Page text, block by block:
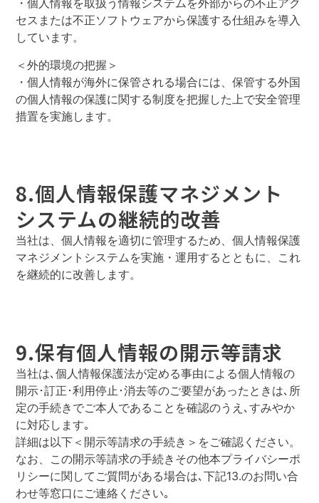
・個人情報を取扱う情報システムを外部からの不正アク
セスまたは不正ソフトウェアから保護する仕組みを導入
しています。
＜外的環境の把握＞
・個人情報が海外に保管される場合には、保管する外国
の個人情報の保護に関する制度を把握した上で安全管理
措置を実施します。
8.個人情報保護マネジメント
システムの継続的改善
当社は、個人情報を適切に管理するため、個人情報保護
マネジメントシステムを実施・運用するとともに、これ
を継続的に改善します。
9.保有個人情報の開示等請求
当社は､個人情報保護法が定める事由による個人情報の
開示･訂正･利用停止･消去等のご要望があったときは､所
定の手続きでご本人であることを確認のうえ､すみやか
に対応します｡
詳細は以下＜開示等請求の手続き＞をご確認ください。
なお、この開示等請求の手続きその他本プライバシーポ
リシーに関してご質問がある場合は､下記13.のお問い合
わせ等窓口にご連絡ください｡